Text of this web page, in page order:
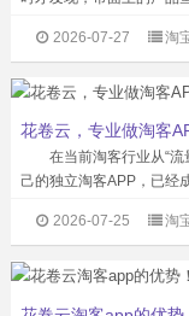
的宣传噱头，把6个核心实
2026-07-27 淘
花卷云，专业做淘客
在当前淘客行业从“流
己的独立淘客APP，已经
点：覆盖3级分佣、自定义
2026-07-25 淘